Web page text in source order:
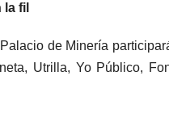
fil
de Minería
Utrilla, Yo Público,